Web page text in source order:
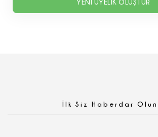
YENİ ÜYELİK OLUŞTUR
İlk Siz Haberdar Olun